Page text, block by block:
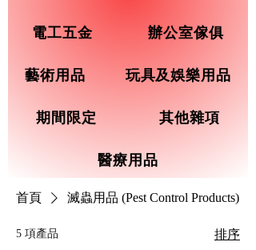
電工五金 辦公室傢俱
藝術用品 玩具及娛樂用品
期間限定 其他雜項
醫療用品
首頁 滅蟲用品 (Pest Control Products)
5 項產品 排序